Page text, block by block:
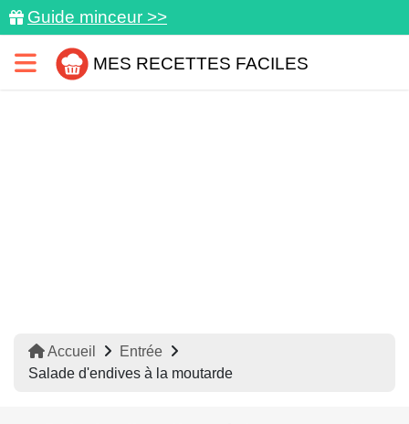
Guide minceur >>
MES RECETTES FACILES
Accueil
Entrée
Salade d'endives à la moutarde